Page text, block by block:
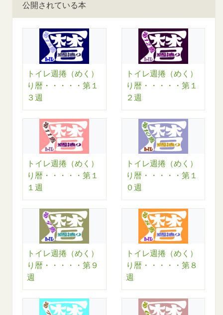
公開されている本
トイレ週捲（めく）
り暦・・・・・第１
３週
トイレ週捲（めく）
り暦・・・・・第１
２週
トイレ週捲（めく）
り暦・・・・・第１
１週
トイレ週捲（めく）
り暦・・・・・第１
０週
トイレ週捲（めく）
り暦・・・・・第９
週
トイレ週捲（めく）
り暦・・・・・第８
週